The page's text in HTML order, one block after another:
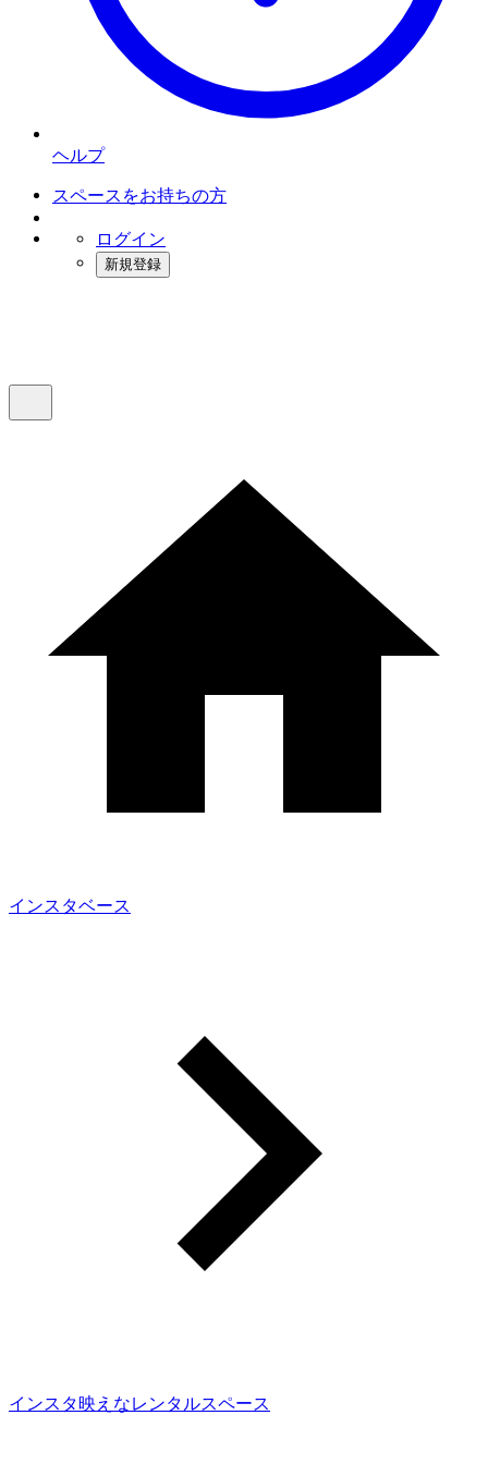
ヘルプ
スペースをお持ちの方
ログイン
新規登録
インスタベース
インスタ映えなレンタルスペース